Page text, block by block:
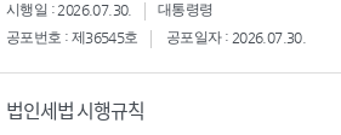
시행일 : 2026.07.30.
대통령령
공포번호 : 제36545호
공포일자 : 2026.07.30.
법인세법 시행규칙